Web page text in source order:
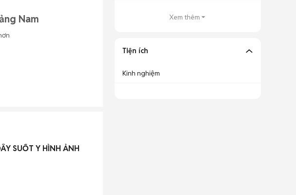
Nam
SUỐT Y HÌNH ẢNH
Xem thêm
Tiện ích
Kinh nghiệm